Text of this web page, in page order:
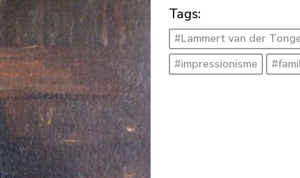
Tags:
#Lammert van der
#impressionisme